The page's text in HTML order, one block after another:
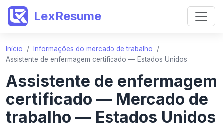
LexResume
Início / Informações do mercado de trabalho
/
Assistente de enfermagem certificado — Estados Unidos
Assistente de enfermagem
certificado — Mercado de
trabalho — Estados Unidos